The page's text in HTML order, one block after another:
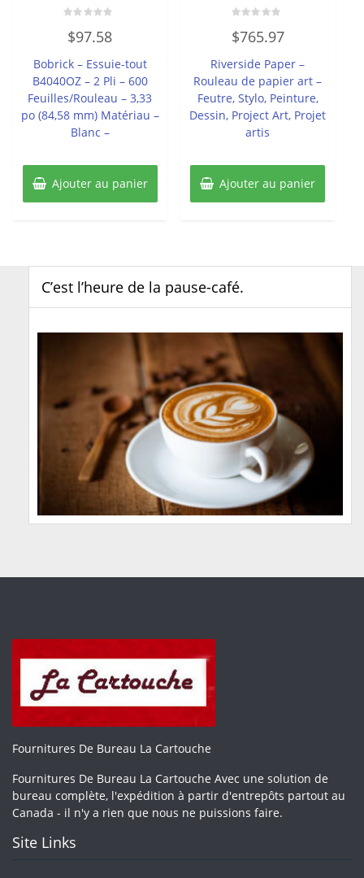
0
sur
$97.58
Bobrick – Essuie-tout
B4040OZ – 2 Pli – 600
Feuilles/Rouleau – 3,33
po (84,58 mm) Matériau –
Blanc –
Ajouter au panier
0
sur
$765.97
Riverside Paper –
Rouleau de papier art –
Feutre, Stylo, Peinture,
Dessin, Project Art, Projet
artis
Ajouter au panier
C’est l’heure de la pause-café.
Fournitures De Bureau La Cartouche
Fournitures De Bureau La Cartouche Avec une solution de
bureau complète, l'expédition à partir d'entrepôts partout au
Canada - il n'y a rien que nous ne puissions faire.
Site Links